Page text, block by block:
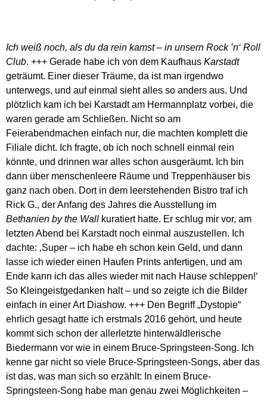
Ich weiß noch, als du da rein kamst – in unsern Rock ’n‘ Roll
Club. +++ Gerade habe ich von dem Kaufhaus Karstadt
geträumt. Einer dieser Träume, da ist man irgendwo
unterwegs, und auf einmal sieht alles so anders aus. Und
plötzlich kam ich bei Karstadt am Hermannplatz vorbei, die
waren gerade am Schließen. Nicht so am
Feierabendmachen einfach nur, die machten komplett die
Filiale dicht. Ich fragte, ob ich noch schnell einmal rein
könnte, und drinnen war alles schon ausgeräumt. Ich bin
dann über menschenleere Räume und Treppenhäuser bis
ganz nach oben. Dort in dem leerstehenden Bistro traf ich
Rick G., der Anfang des Jahres die Ausstellung im
Bethanien by the Wall kuratiert hatte. Er schlug mir vor, am
letzten Abend bei Karstadt noch einmal auszustellen. Ich
dachte: ‚Super – ich habe eh schon kein Geld, und dann
lasse ich wieder einen Haufen Prints anfertigen, und am
Ende kann ich das alles wieder mit nach Hause schleppen!‘
So Kleingeistgedanken halt – und so zeigte ich die Bilder
einfach in einer Art Diashow. +++ Den Begriff „Dystopie“
ehrlich gesagt hatte ich erstmals 2016 gehört, und heute
kommt sich schon der allerletzte hinterwäldlerische
Biedermann vor wie in einem Bruce-Springsteen-Song. Ich
kenne gar nicht so viele Bruce-Springsteen-Songs, aber das
ist das, was man sich so erzählt: In einem Bruce-
Springsteen-Song habe man genau zwei Möglichkeiten –